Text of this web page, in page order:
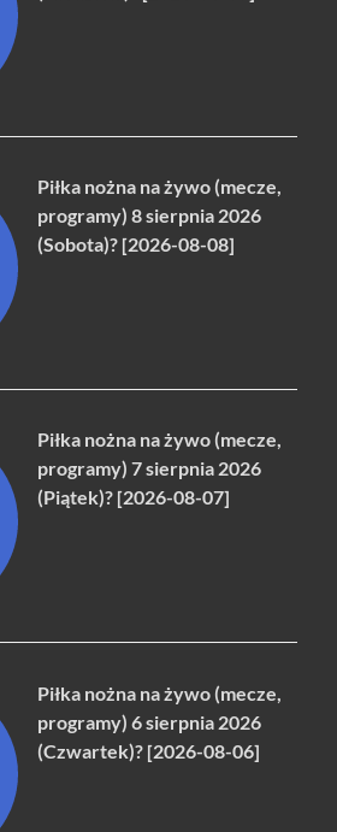
Piłka nożna na żywo (mecze,
programy) 8 sierpnia 2026
(Sobota)? [2026-08-08]
Piłka nożna na żywo (mecze,
programy) 7 sierpnia 2026
(Piątek)? [2026-08-07]
Piłka nożna na żywo (mecze,
programy) 6 sierpnia 2026
(Czwartek)? [2026-08-06]